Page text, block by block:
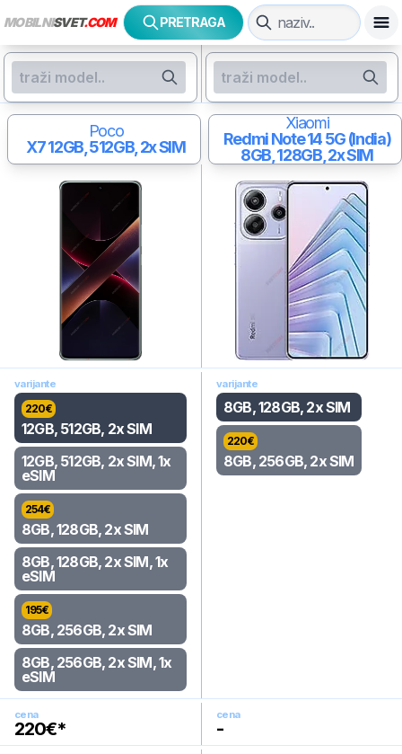
MOBILNISVET.COM PRETRAGA
Poco
X712GB, 512GB, 2x SIM
Xiaomi
Redmi Note 14 5G (India)
8GB, 128GB, 2x SIM
varijante
220€
12GB, 512GB, 2x SIM
12GB, 512GB, 2x SIM, 1x
eSIM
254€
8GB, 128GB, 2x SIM
8GB, 128GB, 2x SIM, 1x
eSIM
195€
8GB, 256GB, 2x SIM
8GB, 256GB, 2x SIM, 1x
eSIM
varijante
8GB, 128GB, 2x SIM
220€
8GB, 256GB, 2x SIM
cena
220€*
cena
-